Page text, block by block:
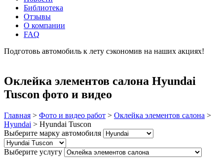
Библиотека
Отзывы
О компании
FAQ
Подготовь автомобиль к лету сэкономив на наших акциях!
Оклейка элементов салона Hyundai
Tuscon фото и видео
Главная > Фото и видео работ > Оклейка элементов салона >
Hyundai > Hyundai Tuscon
Выберите марку автомобиля
Выберите услугу